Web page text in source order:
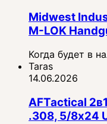
Midwest
M-LOK
Когда будет в
Taras
14.06.2026
AFTactical
.308, 5/8x24